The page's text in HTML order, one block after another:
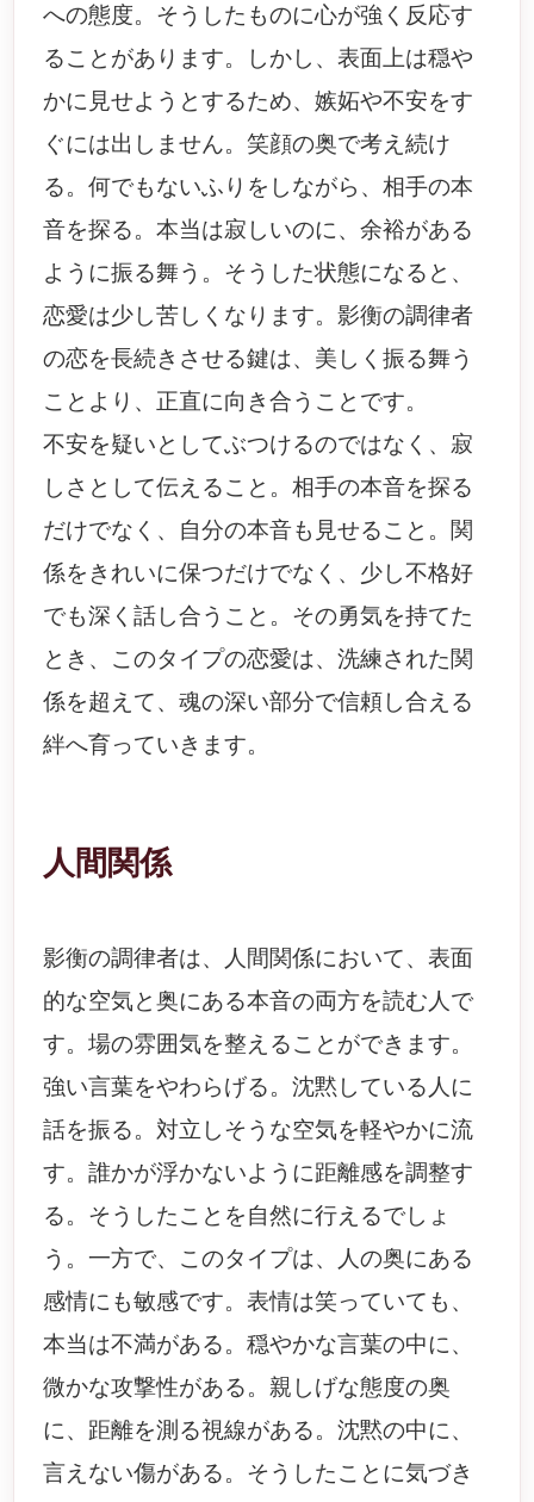
への態度。そうしたものに心が強く反応す
ることがあります。しかし、表面上は穏や
かに見せようとするため、嫉妬や不安をす
ぐには出しません。笑顔の奥で考え続け
る。何でもないふりをしながら、相手の本
音を探る。本当は寂しいのに、余裕がある
ように振る舞う。そうした状態になると、
恋愛は少し苦しくなります。影衡の調律者
の恋を長続きさせる鍵は、美しく振る舞う
ことより、正直に向き合うことです。
不安を疑いとしてぶつけるのではなく、寂
しさとして伝えること。相手の本音を探る
だけでなく、自分の本音も見せること。関
係をきれいに保つだけでなく、少し不格好
でも深く話し合うこと。その勇気を持てた
とき、このタイプの恋愛は、洗練された関
係を超えて、魂の深い部分で信頼し合える
絆へ育っていきます。
人間関係
影衡の調律者は、人間関係において、表面
的な空気と奥にある本音の両方を読む人で
す。場の雰囲気を整えることができます。
強い言葉をやわらげる。沈黙している人に
話を振る。対立しそうな空気を軽やかに流
す。誰かが浮かないように距離感を調整す
る。そうしたことを自然に行えるでしょ
う。一方で、このタイプは、人の奥にある
感情にも敏感です。表情は笑っていても、
本当は不満がある。穏やかな言葉の中に、
微かな攻撃性がある。親しげな態度の奥
に、距離を測る視線がある。沈黙の中に、
言えない傷がある。そうしたことに気づき